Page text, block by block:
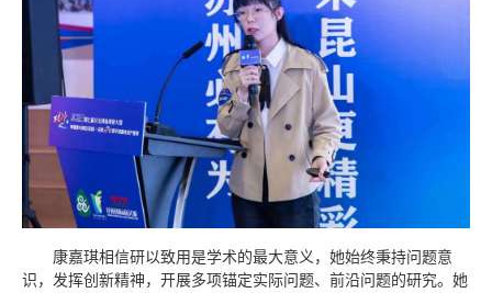
康嘉琪相信研以致用是学术的最大意义，她始终秉持问题意
识，发挥创新精神，开展多项锚定实际问题、前沿问题的研究。她